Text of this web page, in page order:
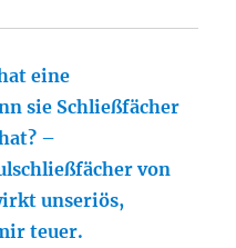
eine
sie Schließfächer
–
von
unseriös,
teuer.